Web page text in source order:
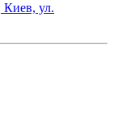
Киев, ул.